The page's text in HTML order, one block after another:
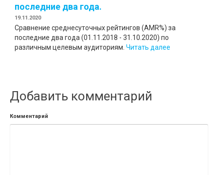
последние два года.
19.11.2020
Сравнение среднесуточных рейтингов (AMR%) за
последние два года (01.11.2018 - 31.10.2020) по
различным целевым аудиториям. Читать далее
Добавить комментарий
Комментарий